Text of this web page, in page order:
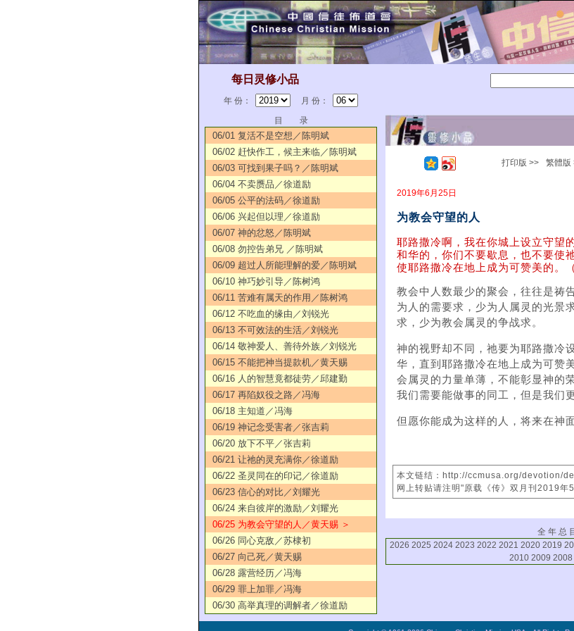
每日灵修小品
年 份：
月 份：
目 录
06/01 复活不是空想／陈明斌
06/02 赶快作工，候主来临／陈明斌
06/03 可找到果子吗？／陈明斌
06/04 不卖赝品／徐道励
06/05 公平的法码／徐道励
06/06 兴起但以理／徐道励
06/07 神的忿怒／陈明斌
06/08 勿控告弟兄 ／陈明斌
06/09 超过人所能理解的爱／陈明斌
06/10 神巧妙引导／陈树鸿
06/11 苦难有属天的作用／陈树鸿
06/12 不吃血的缘由／刘锐光
06/13 不可效法的生活／刘锐光
06/14 敬神爱人、善待外族／刘锐光
06/15 不能把神当提款机／黄天赐
06/16 人的智慧竟都徒劳／邱建勤
06/17 再陷奴役之路／冯海
06/18 主知道／冯海
06/19 神记念受害者／张吉莉
06/20 放下不平／张吉莉
06/21 让祂的灵充满你／徐道励
06/22 圣灵同在的印记／徐道励
06/23 信心的对比／刘耀光
06/24 来自彼岸的激励／刘耀光
06/25 为教会守望的人／黄天赐 ＞
06/26 同心克敌／苏棣初
06/27 向己死／黄天赐
06/28 露营经历／冯海
06/29 罪上加罪／冯海
06/30 高举真理的调解者／徐道励
打印版 >> 繁體版
2019年6月25日
为教会守望的人
耶路撒冷啊，我在你城上设立守望
和华的，你们不要歇息，也不要使
使耶路撒冷在地上成为可赞美的。
教会中人数最少的聚会，往往是祷
为人的需要求，少为人属灵的光景
求，少为教会属灵的争战求。
神的视野却不同，祂要为耶路撒冷
华，直到耶路撒冷在地上成为可赞
会属灵的力量单薄，不能彰显神的
我们需要能做事的同工，但是我们
但愿你能成为这样的人，将来在神
本文链结：http://ccmusa.org/devotion/
网上转贴请注明"原载《传》双月刊2019年
全 年 总
2026 2025 2024 2023 2022 2021 2020 2019
2010 2009 2008